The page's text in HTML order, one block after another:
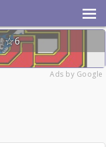
6
Ads by Google